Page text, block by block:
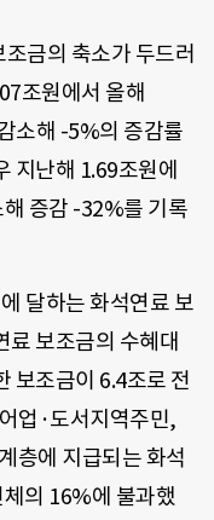
금의 축소가 두드러
조원에서 올해
소해 -5%의 증감률
지난해 1.69조원에
증감 -32%를 기록
달하는 화석연료 보
료 보조금의 수혜대
보조금이 6.4조로 전
업·도서지역주민,
층에 지급되는 화석
의 16%에 불과했